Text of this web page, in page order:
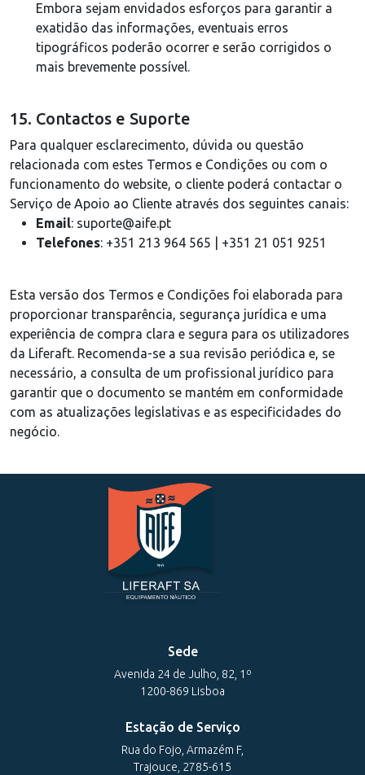
Embora sejam envidados esforços para garantir a
exatidão das informações, eventuais erros
tipográficos poderão ocorrer e serão corrigidos o
mais brevemente possível.
15. Contactos e Suporte
Para qualquer esclarecimento, dúvida ou questão
relacionada com estes Termos e Condições ou com o
funcionamento do website, o cliente poderá contactar o
Serviço de Apoio ao Cliente através dos seguintes canais:
Email: suporte@aife.pt
Telefones: +351 213 964 565 | +351 21 051 9251
Esta versão dos Termos e Condições foi elaborada para
proporcionar transparência, segurança jurídica e uma
experiência de compra clara e segura para os utilizadores
da Liferaft. Recomenda-se a sua revisão periódica e, se
necessário, a consulta de um profissional jurídico para
garantir que o documento se mantém em conformidade
com as atualizações legislativas e as especificidades do
negócio.
Sede
Avenida 24 de Julho, 82, 1º
1200-869 Lisboa
Estação de Serviço
Rua do Fojo, Armazém F,
Trajouce, 2785-615